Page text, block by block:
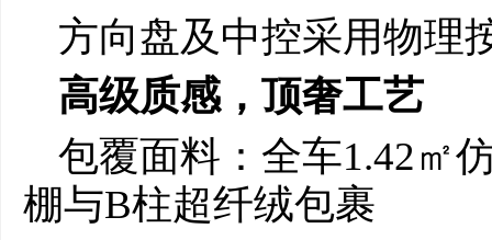
方向盘及中控采用物理
高级质感，顶奢工艺
包覆面料：全车1.42㎡
棚与B柱超纤绒包裹